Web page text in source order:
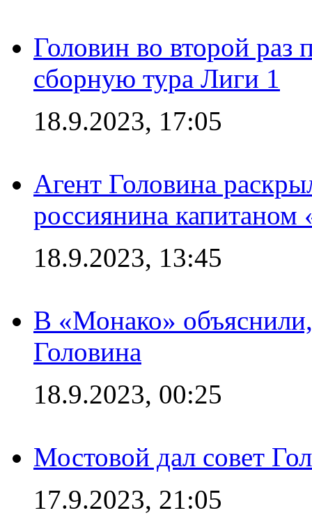
Головин во второй раз
сборную тура Лиги 1
18.9.2023, 17:05
Агент Головина
россиянина
18.9.2023, 13:45
В «Монако»
Головина
18.9.2023, 00:25
Мостовой дал совет
17.9.2023, 21:05